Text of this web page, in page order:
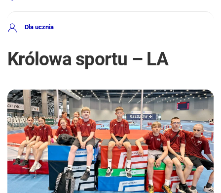
Dla ucznia
Królowa sportu – LA